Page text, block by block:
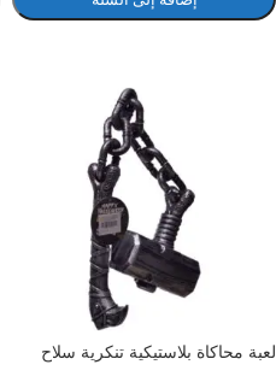
لعبة محاكاة بلاستيكية تنكرية سلاح